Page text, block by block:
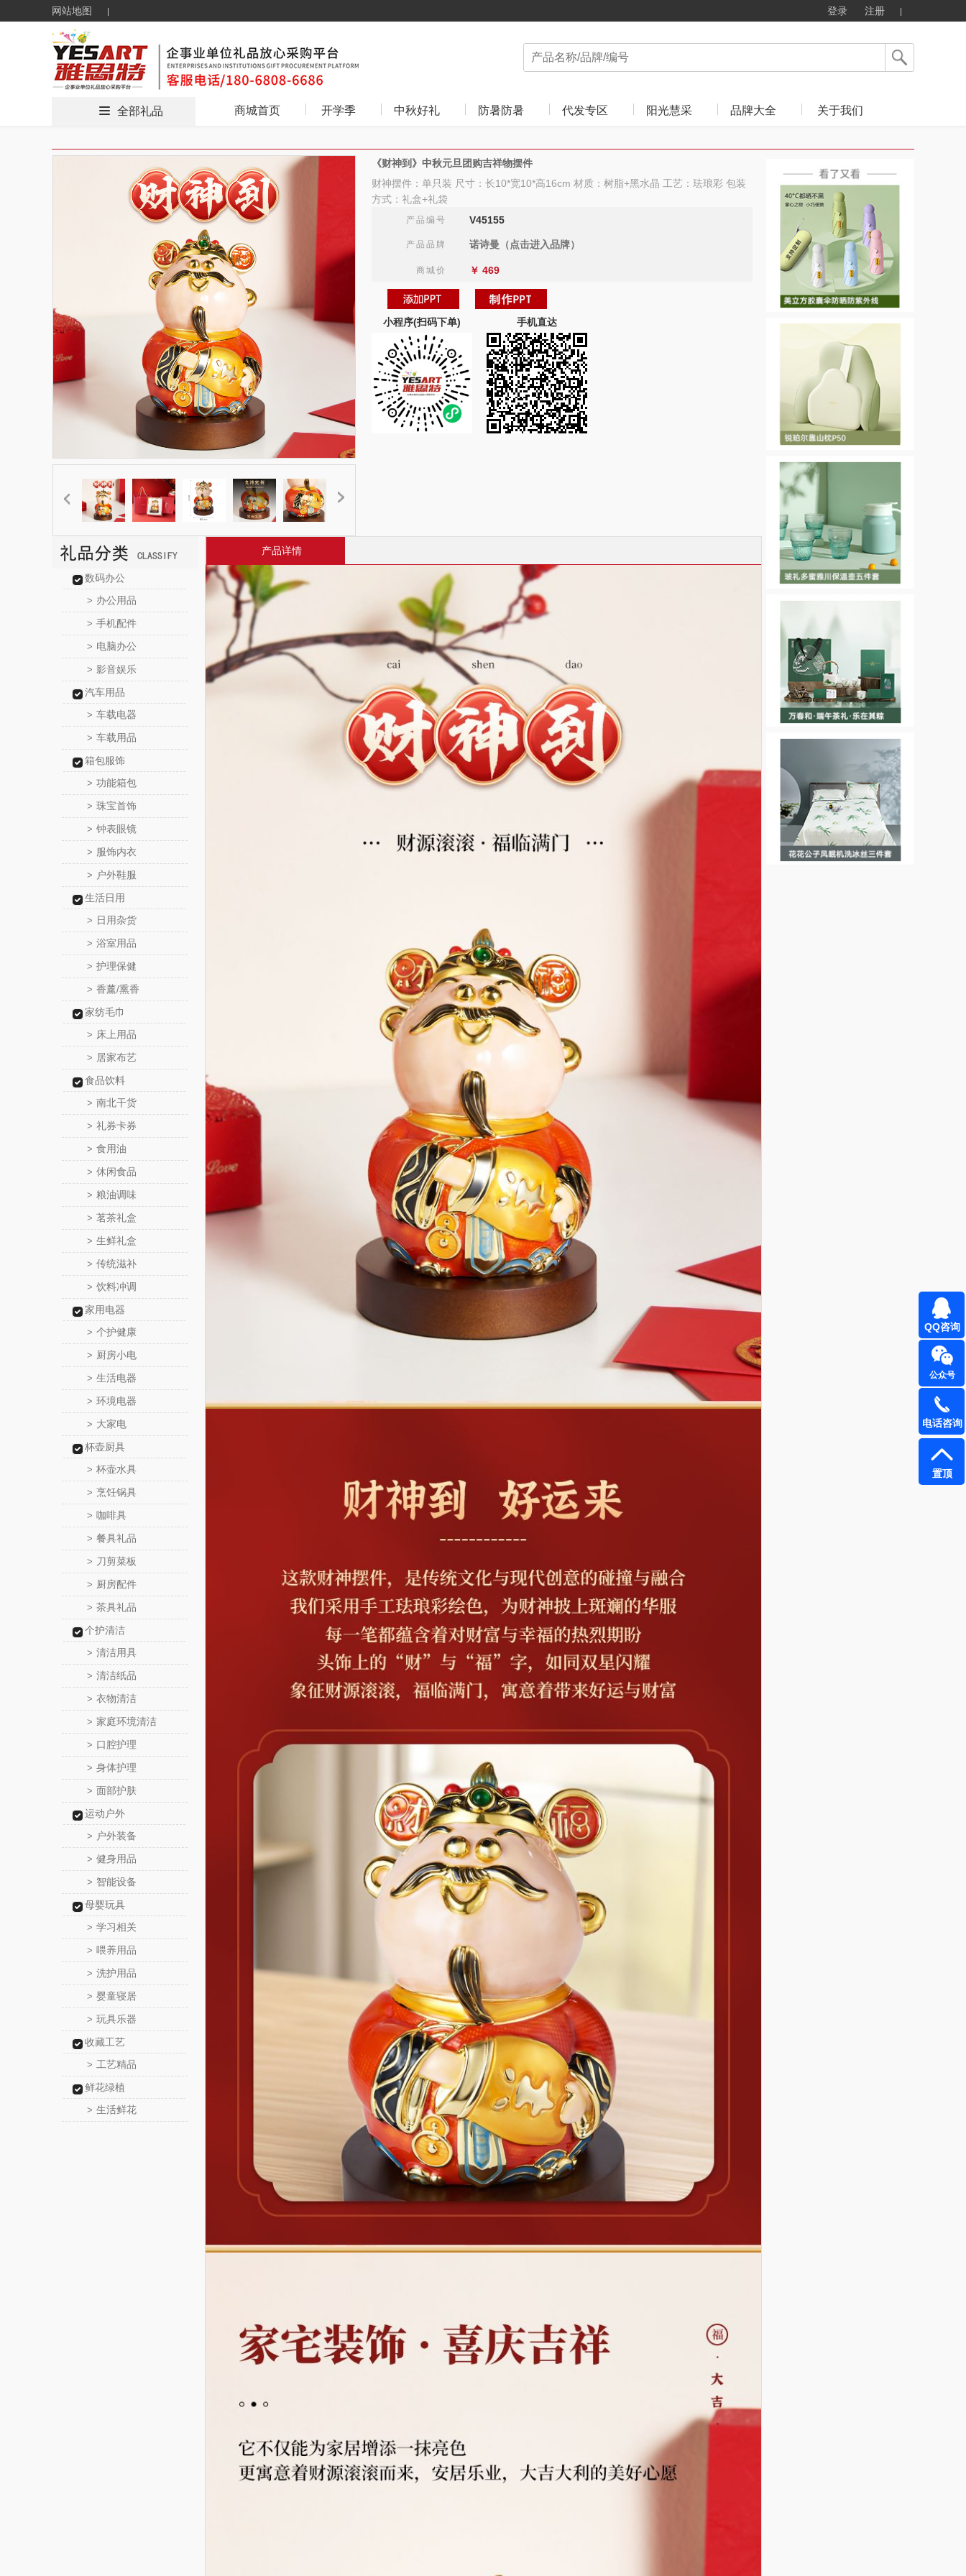
网站地图 登录 注册
全部礼品 商城首页 开学季 中秋好礼 防暑防暑 代发专区 阳光慧采 品牌大全 关于我们
《财神到》中秋元旦团购吉祥物摆件
财神摆件：单只装 尺寸：长10*宽10*高16cm 材质：树脂+黑水晶 工艺：珐琅彩 包装
方式：礼盒+礼袋
产品编号 V45155
产品品牌 诺诗曼（点击进入品牌）
商城价 ￥ 469
小程序(扫码下单) 手机直达
数码办公
> 办公用品
> 手机配件
> 电脑办公
> 影音娱乐
汽车用品
> 车载电器
> 车载用品
箱包服饰
> 功能箱包
> 珠宝首饰
> 钟表眼镜
> 服饰内衣
> 户外鞋服
生活日用
> 日用杂货
> 浴室用品
> 护理保健
> 香薰/熏香
家纺毛巾
> 床上用品
> 居家布艺
食品饮料
> 南北干货
> 礼券卡券
> 食用油
> 休闲食品
> 粮油调味
> 茗茶礼盒
> 生鲜礼盒
> 传统滋补
> 饮料冲调
家用电器
> 个护健康
> 厨房小电
> 生活电器
> 环境电器
> 大家电
杯壶厨具
> 杯壶水具
> 烹饪锅具
> 咖啡具
> 餐具礼品
> 刀剪菜板
> 厨房配件
> 茶具礼品
个护清洁
> 清洁用具
> 清洁纸品
> 衣物清洁
> 家庭环境清洁
> 口腔护理
> 身体护理
> 面部护肤
运动户外
> 户外装备
> 健身用品
> 智能设备
母婴玩具
> 学习相关
> 喂养用品
> 洗护用品
> 婴童寝居
> 玩具乐器
收藏工艺
> 工艺精品
鲜花绿植
> 生活鲜花
产品详情
QQ咨询
公众号
电话咨询
置顶